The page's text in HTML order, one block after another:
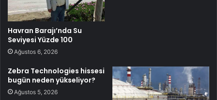
Havran Barajı’nda Su
Seviyesi Yüzde 100
Ağustos 6, 2026
Zebra Technologies hissesi
bugün neden yükseliyor?
Ağustos 5, 2026